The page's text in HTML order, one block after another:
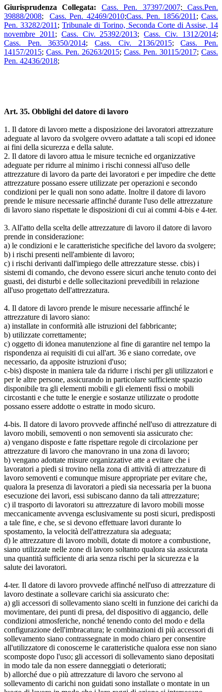
Giurisprudenza Collegata: Cass. Pen. 37397/2007; Cass.Pen.
39888/2008;Cass. Pen. 42469/2010;Cass. Pen. 1856/2011 ;Cass.
Pen. 33282/2011 ;Tribunale di Torino, Seconda Corte di Assise, 14
novembre 2011 ; Cass. Civ. 25392/2013;Cass. Civ. 1312/2014;
Cass. Pen. 36350/2014;Cass. Civ. 2136/2015;Cass. Pen.
14157/2015; Cass. Pen. 26263/2015; Cass. Pen. 30115/2017; Cass.
Pen. 42436/2018;
Art. 35. Obblighi del datore di lavoro
1. Il datore di lavoro mette a disposizione dei lavoratori attrezzature
adeguate al lavoro da svolgere ovvero adattate a tali scopi ed idonee
ai fini della sicurezza e della salute.
2. Il datore di lavoro attua le misure tecniche ed organizzative
adeguate per ridurre al minimo i rischi connessi all'uso delle
attrezzature di lavoro da parte dei lavoratori e per impedire che dette
attrezzature possano essere utilizzate per operazioni e secondo
condizioni per le quali non sono adatte. Inoltre il datore di lavoro
prende le misure necessarie affinché durante l'uso delle attrezzature
di lavoro siano rispettate le disposizioni di cui ai commi 4-bis e 4-ter.
3. All'atto della scelta delle attrezzature di lavoro il datore di lavoro
prende in considerazione:
a) le condizioni e le caratteristiche specifiche del lavoro da svolgere;
b) i rischi presenti nell'ambiente di lavoro;
c) i rischi derivanti dall'impiego delle attrezzature stesse. cbis) i
sistemi di comando, che devono essere sicuri anche tenuto conto dei
guasti, dei disturbi e delle sollecitazioni prevedibili in relazione
all'uso progettato dell'attrezzatura.
4. Il datore di lavoro prende le misure necessarie affinché le
attrezzature di lavoro siano:
a) installate in conformità alle istruzioni del fabbricante;
b) utilizzate correttamente;
c) oggetto di idonea manutenzione al fine di garantire nel tempo la
rispondenza ai requisiti di cui all'art. 36 e siano corredate, ove
necessario, da apposite istruzioni d'uso;
c-bis) disposte in maniera tale da ridurre i rischi per gli utilizzatori e
per le altre persone, assicurando in particolare sufficiente spazio
disponibile tra gli elementi mobili e gli elementi fissi o mobili
circostanti e che tutte le energie e sostanze utilizzate o prodotte
possano essere addotte o estratte in modo sicuro.
4-bis. Il datore di lavoro provvede affinché nell'uso di attrezzature di
lavoro mobili, semoventi o non semoventi sia assicurato che:
a) vengano disposte e fatte rispettare regole di circolazione per
attrezzature di lavoro che manovrano in una zona di lavoro;
b) vengano adottate misure organizzative atte a evitare che i
lavoratori a piedi si trovino nella zona di attività di attrezzature di
lavoro semoventi e comunque misure appropriate per evitare che,
qualora la presenza di lavoratori a piedi sia necessaria per la buona
esecuzione dei lavori, essi subiscano danno da tali attrezzature;
c) il trasporto di lavoratori su attrezzature di lavoro mobili mosse
meccanicamente avvenga esclusivamente su posti sicuri, predisposti
a tale fine, e che, se si devono effettuare lavori durante lo
spostamento, la velocità dell'attrezzatura sia adeguata;
d) le attrezzature di lavoro mobili, dotate di motore a combustione,
siano utilizzate nelle zone di lavoro soltanto qualora sia assicurata
una quantità sufficiente di aria senza rischi per la sicurezza e la
salute dei lavoratori.
4-ter. Il datore di lavoro provvede affinché nell'uso di attrezzature di
lavoro destinate a sollevare carichi sia assicurato che:
a) gli accessori di sollevamento siano scelti in funzione dei carichi da
movimentare, dei punti di presa, del dispositivo di aggancio, delle
condizioni atmosferiche, nonché tenendo conto del modo e della
configurazione dell'imbracatura; le combinazioni di più accessori di
sollevamento siano contrassegnate in modo chiaro per consentire
all'utilizzatore di conoscerne le caratteristiche qualora esse non siano
scomposte dopo l'uso; gli accessori di sollevamento siano depositati
in modo tale da non essere danneggiati o deteriorati;
b) allorché due o più attrezzature di lavoro che servono al
sollevamento di carichi non guidati sono installate o montate in un